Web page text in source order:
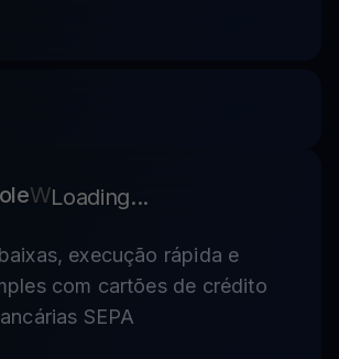
WLoading...
execução rápida e
com cartões de crédito
SEPA